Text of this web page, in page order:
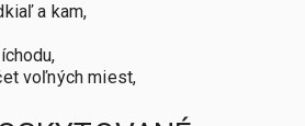
a kam,
voľných miest,